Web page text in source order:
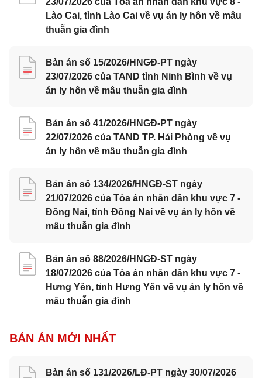
Lào Cai, tỉnh Lào Cai về vụ án ly hôn về mâu
thuẫn gia đình
Bản án số 15/2026/HNGĐ-PT ngày
23/07/2026 của TAND tỉnh Ninh Bình về vụ
án ly hôn về mâu thuẫn gia đình
Bản án số 41/2026/HNGĐ-PT ngày
22/07/2026 của TAND TP. Hải Phòng về vụ
án ly hôn về mâu thuẫn gia đình
Bản án số 134/2026/HNGĐ-ST ngày
21/07/2026 của Tòa án nhân dân khu vực 7 -
Đồng Nai, tỉnh Đồng Nai về vụ án ly hôn về
mâu thuẫn gia đình
Bản án số 88/2026/HNGĐ-ST ngày
18/07/2026 của Tòa án nhân dân khu vực 7 -
Hưng Yên, tỉnh Hưng Yên về vụ án ly hôn về
mâu thuẫn gia đình
BẢN ÁN MỚI NHẤT
Bản án số 131/2026/LĐ-PT ngày 30/07/2026